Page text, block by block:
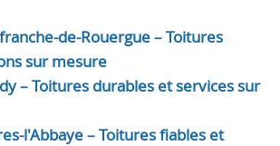
de-Rouergue – Toitures
sur mesure
– Toitures durables et services sur
l'Abbaye – Toitures fiables et